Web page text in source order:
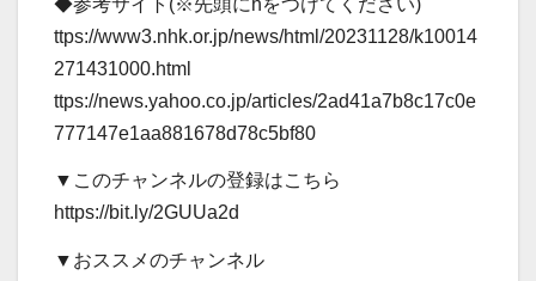
ttps://www3.nhk.or.jp/news/html/20231128/k10014
271431000.html
ttps://news.yahoo.co.jp/articles/2ad41a7b8c17c0e
777147e1aa881678d78c5bf80
▼このチャンネルの登録はこちら
https://bit.ly/2GUUa2d
▼おススメのチャンネル